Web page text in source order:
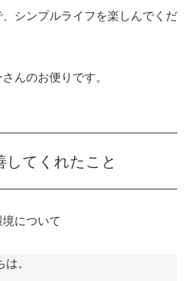
シンプルライフを楽しんでくだ
んのお便りです。
してくれたこと
について
。